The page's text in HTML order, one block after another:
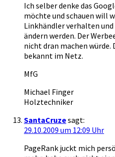
Ich selber denke das
möchte und schauen will
Linkhändler verhalten und
ändern werden. Der
nicht dran machen
bekannt im Netz.
MfG
Michael Finger
Holztechniker
SantaCruzesagt:
29.10.2009 um 12:09 Uhr
PageRank juckt mich